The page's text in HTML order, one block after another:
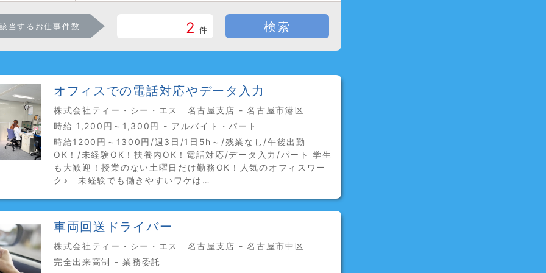
当するお仕事件数 2 件 検索
オフィスでの電話対応やデータ入力
株式会社ティー・シー・エス 名古屋支店 - 名古屋市港区
時給 1,200円～1,300円 - アルバイト・パート
時給1200円～1300円/週3日/1日5h～/残業なし/午後出勤
OK！/未経験OK！扶養内OK！電話対応/データ入力/パート 学生
も大歓迎！授業のない土曜日だけ勤務OK！人気のオフィスワー
ク♪ 未経験でも働きやすいワケは…
車両回送ドライバー
株式会社ティー・シー・エス 名古屋支店 - 名古屋市中区
完全出来高制 - 業務委託